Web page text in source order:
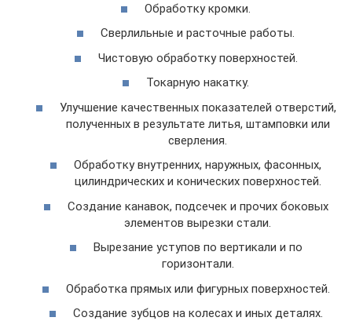
Обработку кромки.
Сверлильные и расточные работы.
Чистовую обработку поверхностей.
Токарную накатку.
Улучшение качественных показателей отверстий,
полученных в результате литья, штамповки или
сверления.
Обработку внутренних, наружных, фасонных,
цилиндрических и конических поверхностей.
Создание канавок, подсечек и прочих боковых
элементов вырезки стали.
Вырезание уступов по вертикали и по
горизонтали.
Обработка прямых или фигурных поверхностей.
Создание зубцов на колесах и иных деталях.